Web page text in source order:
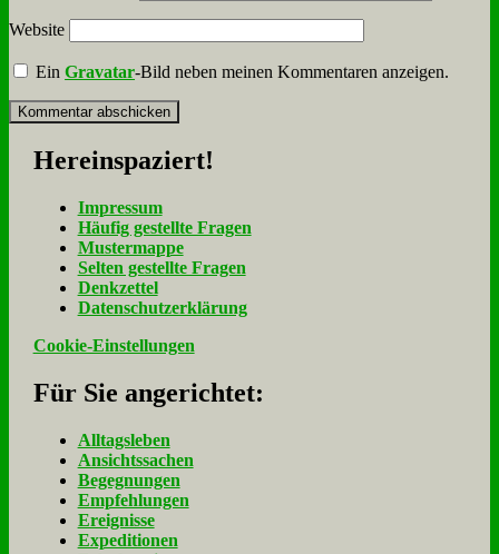
Website
EinGravatar-Bild neben meinen Kommentaren anzeigen.
Her­ein­spa­ziert!
Im­pres­sum
Häu­fig ge­stell­te Fra­gen
Mu­ster­map­pe
Sel­ten ge­stell­te Fra­gen
Denk­zet­tel
Da­ten­schutz­er­klä­rung
Cookie-Einstellungen
Für Sie an­ge­rich­tet:
Alltagsleben
Ansichtssachen
Begegnungen
Empfehlungen
Ereignisse
Expeditionen